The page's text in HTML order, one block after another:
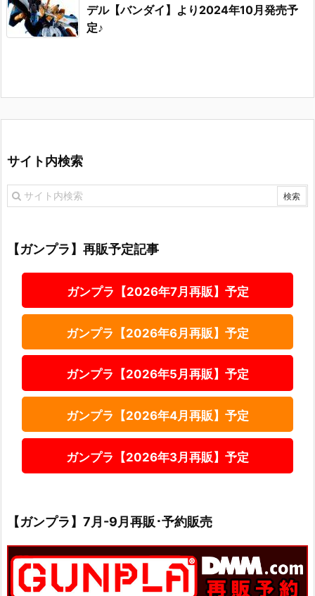
デル【バンダイ】より2024年10月発売予
定♪
サイト内検索
【ガンプラ】再販予定記事
ガンプラ【2026年7月再販】予定
ガンプラ【2026年6月再販】予定
ガンプラ【2026年5月再販】予定
ガンプラ【2026年4月再販】予定
ガンプラ【2026年3月再販】予定
【ガンプラ】7月-9月再販･予約販売